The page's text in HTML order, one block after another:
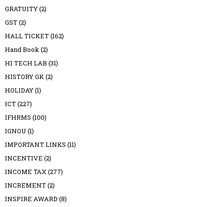
GRATUITY(2)
GST(2)
HALL TICKET(162)
Hand Book(2)
HI TECH LAB (31)
HISTORY GK(2)
HOLIDAY(1)
ICT(227)
IFHRMS (100)
IGNOU (1)
IMPORTANT LINKS (11)
INCENTIVE (2)
INCOME TAX(277)
INCREMENT(2)
INSPIRE AWARD (8)